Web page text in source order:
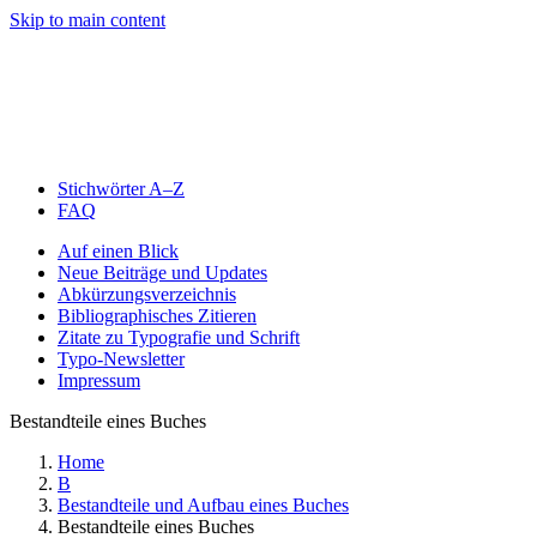
Skip to main content
Stichwörter A–Z
FAQ
Auf einen Blick
Neue Beiträge und Updates
Abkürzungsverzeichnis
Bibliographisches Zitieren
Zitate zu Typografie und Schrift
Typo-Newsletter
Impressum
Bestandteile eines Buches
Home
B
Bestandteile und Aufbau eines Buches
Bestandteile eines Buches